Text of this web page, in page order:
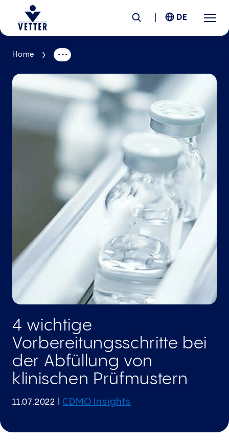
Unternehmen
Verantwortung
Insights
Karriere
DE
Home
4 wichtige
Vorbereitungsschritte bei
der Abfüllung von
klinischen Prüfmustern
11.07.2022 |CDMO Insights